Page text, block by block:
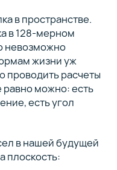
в пространстве.
в 128-мерном
невозможно
жизни уж
проводить расчеты
равно можно: есть
есть угол
в нашей будущей
плоскость: